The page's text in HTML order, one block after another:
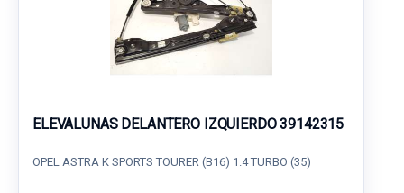
ELEVALUNAS DELANTERO IZQUIERDO 39142315
OPEL ASTRA K SPORTS TOURER (B16) 1.4 TURBO (35)